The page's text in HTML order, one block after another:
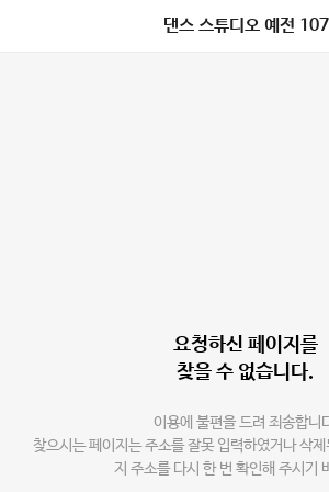
댄스 스튜디오 예전 107
요청하신 페이지를
찾을 수 없습니다.
이용에 불편을 드려 죄송합니
찾으시는 페이지는 주소를 잘못 입력하였거나 삭제
지 주소를 다시 한 번 확인해 주시기